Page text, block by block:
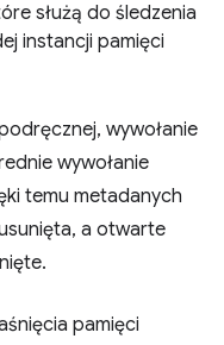
służą do śledzenia
instancji pamięci
wywołanie
wywołanie
temu metadanych
a otwarte
pamięci